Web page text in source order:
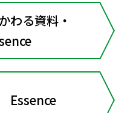
わる資料・
Essence